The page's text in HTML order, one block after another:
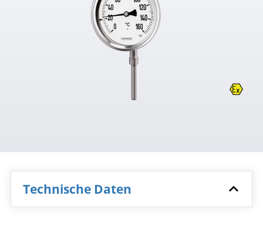
Technische Daten